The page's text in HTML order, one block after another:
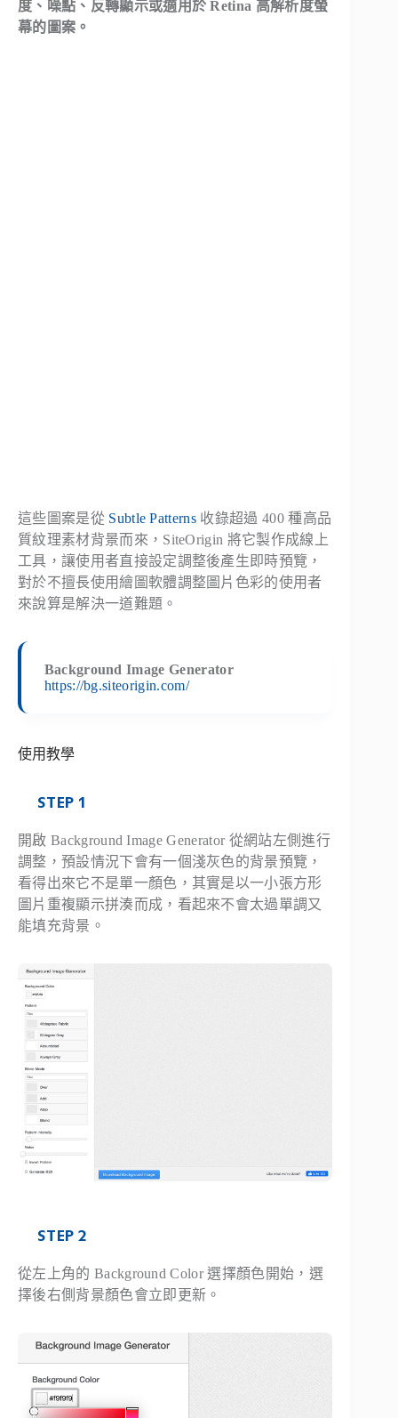
度、噪點、反轉顯示或適用於 Retina 高解析度螢
幕的圖案。
這些圖案是從 Subtle Patterns 收錄超過 400 種高品
質紋理素材背景而來，SiteOrigin 將它製作成線上
工具，讓使用者直接設定調整後產生即時預覽，
對於不擅長使用繪圖軟體調整圖片色彩的使用者
來說算是解決一道難題。
Background Image Generator
https://bg.siteorigin.com/
使用教學
STEP 1
開啟 Background Image Generator 從網站左側進行
調整，預設情況下會有一個淺灰色的背景預覽，
看得出來它不是單一顏色，其實是以一小張方形
圖片重複顯示拼湊而成，看起來不會太過單調又
能填充背景。
STEP 2
從左上角的 Background Color 選擇顏色開始，選
擇後右側背景顏色會立即更新。